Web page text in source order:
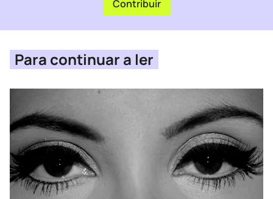
Contribuir
Para continuar a ler